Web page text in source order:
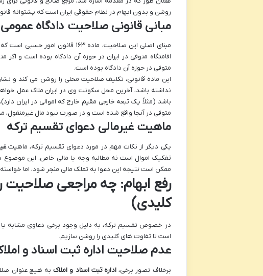
روشن و بدون ابهام در نظام حقوقی ایران است که پشتوانه
مبانی قانونی صلاحیت دادگاه
مبنای اصلی این صلاحیت، ماده
اقامتگاه متوفی در ایران در حوزه آن دادگاه بوده است و
متوفی در حوزه آن دادگاه بوده است.
این ماده قانونی، تکلیف صلاحیت محلی را روشن می کند و
نداشته باشد، آخرین محل سکونت وی در ایران ملاک عمل
باشد (مثلاً یک تبعه خارجی مقیم خارج که اموالی در ایران
متوفی در آنجا واقع شده است و در صورت نبود مال غیرمنقول،
ماهیت غیرمالی دعوای تقسیم ترکه
یکی دیگر از نکات مهم در مورد دعوای تقسیم ترکه، ماهیت
تفکیک اموال است نه مطالبه وجه یا مالی خاص. این موضوع
ممکن است نتیجه این دعوا به تملک مالی منجر شود، اما
رفع ابهام: چه مراجعی صلاحیت
کلیدی)
در خصوص تقسیم ترکه، به دلیل وجود برخی دعاوی مشابه یا
است تا تفاوت های کلیدی را روشن سازیم.
عدم صلاحیت اداره ثبت اسناد و
برخلاف تصور برخی، اداره ثبت اسناد و املاکبه هیچ عنوان